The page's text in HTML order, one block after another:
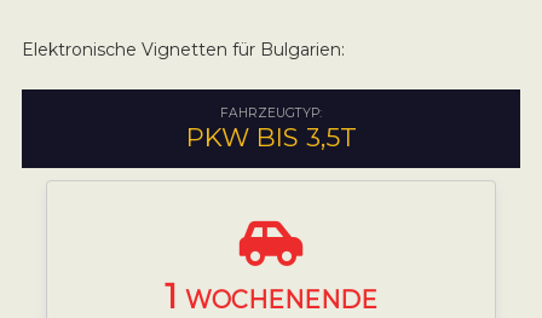
Elektronische Vignetten für Bulgarien:
FAHRZEUGTYP:
PKW BIS 3,5T
1 WOCHENENDE